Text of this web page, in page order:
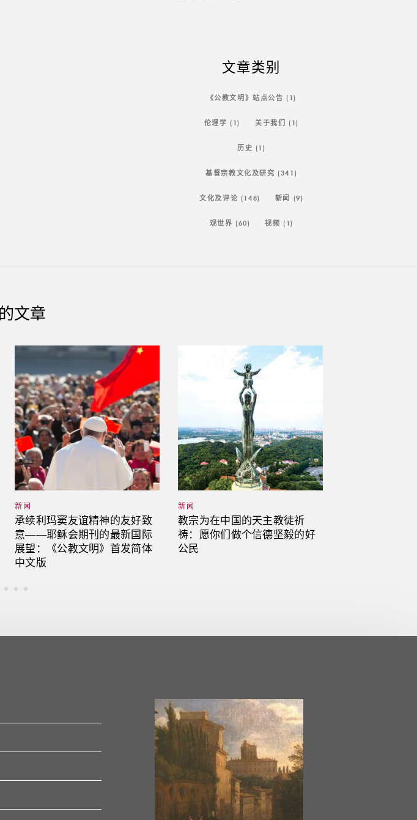
文章类别
《公教文明》站点公告 (1)
伦理学 (1) 关于我们 (1)
历史 (1)
基督宗教文化及研究 (341)
文化及评论 (148) 新闻 (9)
观世界 (60) 视频 (1)
文章
新闻
承续利玛窦友谊精神的友好致
意——耶稣会期刊的最新国际
展望：《公教文明》首发简体
中文版
新闻
教宗为在中国的天主教徒祈
祷：愿你们做个信德坚毅的好
公民